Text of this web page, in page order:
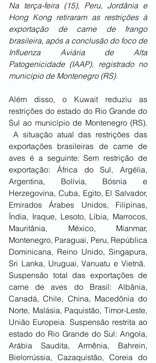
Na terça-feira (15), Peru, Jordânia e
Hong Kong retiraram as restrições à
exportação de carne de frango
brasileira, após a conclusão do foco de
Influenza Aviária de Alta
Patogenicidade (IAAP), registrado no
município de Montenegro (RS).
Além disso, o Kuwait reduziu as
restrições do estado do Rio Grande do
Sul ao município de Montenegro (RS).
A situação atual das restrições das
exportações brasileiras de carne de
aves é a seguinte: Sem restrição de
exportação: África do Sul, Argélia,
Argentina, Bolívia, Bósnia e
Herzegovina, Cuba, Egito, El Salvador,
Emirados Árabes Unidos, Filipinas,
Índia, Iraque, Lesoto, Líbia, Marrocos,
Mauritânia, México, Mianmar,
Montenegro, Paraguai, Peru, República
Dominicana, Reino Unido, Singapura,
Sri Lanka, Uruguai, Vanuatu e Vietnã.
Suspensão total das exportações de
carne de aves do Brasil: Albânia,
Canadá, Chile, China, Macedônia do
Norte, Malásia, Paquistão, Timor-Leste,
União Europeia. Suspensão restrita ao
estado do Rio Grande do Sul: Angola,
Arábia Saudita, Armênia, Bahrein,
Bielorrússia, Cazaquistão, Coreia do